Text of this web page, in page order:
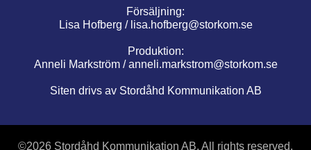
Försäljning:
Lisa Hofberg / lisa.hofberg@storkom.se
Produktion:
Anneli Markström /anneli.markstrom@storkom.se
Siten drivs av Stordåhd Kommunikation AB
©2026 Stordåhd Kommunikation AB, All rights reserved.